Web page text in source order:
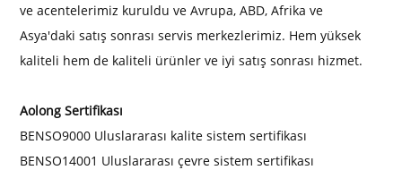
ve acentelerimiz kuruldu ve Avrupa, ABD, Afrika ve
Asya'daki satış sonrası servis merkezlerimiz. Hem yüksek
kaliteli hem de kaliteli ürünler ve iyi satış sonrası hizmet.
Aolong Sertifikası
BENSO9000 Uluslararası kalite sistem sertifikası
BENSO14001 Uluslararası çevre sistem sertifikası